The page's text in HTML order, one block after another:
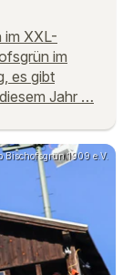
im XXL-
im
es gibt
Jahr …
Bischofsgrün 1909 e.V.